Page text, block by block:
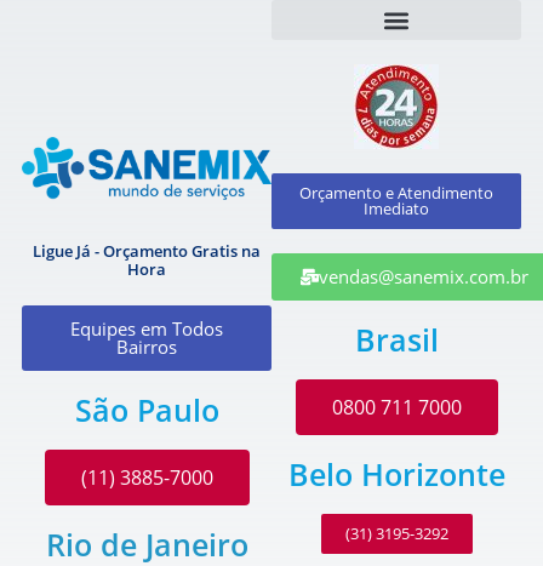
Ligue Já - Orçamento Gratis na
Hora
Equipes em Todos
Bairros
São Paulo
(11) 3885-7000
Rio de Janeiro
Orçamento e Atendimento
Imediato
vendas@sanemix.com.br
Brasil
0800 711 7000
Belo Horizonte
(31) 3195-3292